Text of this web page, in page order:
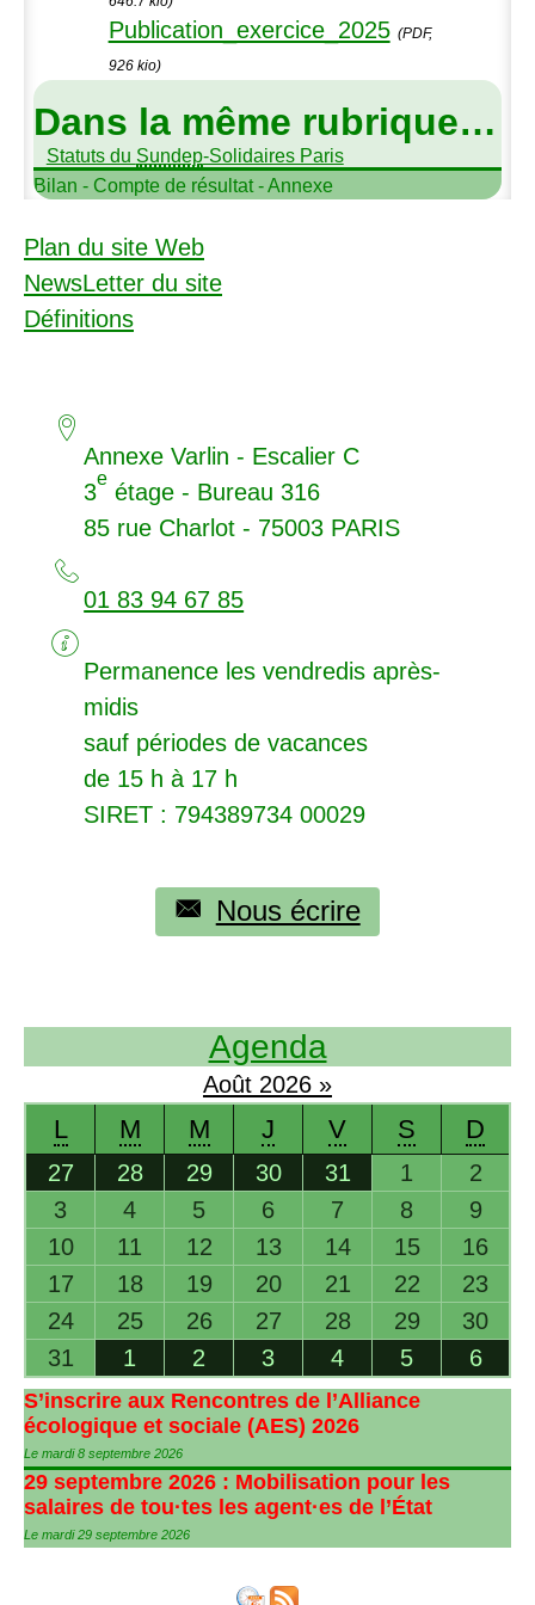
Publication_exercice_2025 (PDF,
926 kio)
Dans la même rubrique…
Statuts du Sundep-Solidaires Paris
Bilan - Compte de résultat - Annexe
Plan du site Web
NewsLetter du site
Définitions
Annexe Varlin - Escalier C
3
e
étage - Bureau 316
85 rue Charlot - 75003 PARIS
01 83 94 67 85
Permanence les vendredis après-
midis
sauf périodes de vacances
de 15 h à 17 h
SIRET: 794389734 00029
Nous écrire
Agenda
Août 2026 »
L M M J V S D
27 28 29 30 31 1
2
3
4 5 6 7 8
9
10
11 12 13 14 15
16
17
18 19 20 21 22
23
24
25 26 27 28 29
30
31
1 2 3 4 5 6
S’inscrire aux Rencontres de l’Alliance
écologique et sociale (AES) 2026
Le mardi 8 septembre 2026
29 septembre 2026 : Mobilisation pour les
salaires de tou·tes les agent·es de l’État
Le mardi 29 septembre 2026